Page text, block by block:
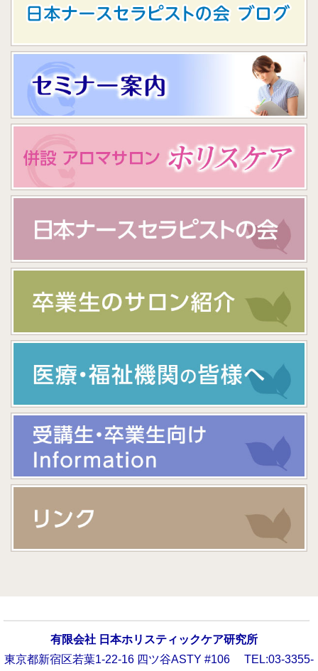
有限会社 日本ホリスティックケア研究所
東京都新宿区若葉1-22-16 四ツ谷ASTY #106 TEL:03-3355-